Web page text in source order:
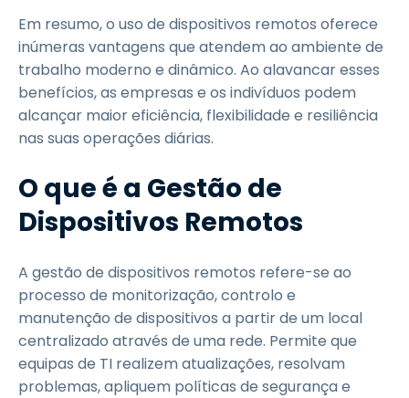
Em resumo, o uso de dispositivos remotos oferece
inúmeras vantagens que atendem ao ambiente de
trabalho moderno e dinâmico. Ao alavancar esses
benefícios, as empresas e os indivíduos podem
alcançar maior eficiência, flexibilidade e resiliência
nas suas operações diárias.
O que é a Gestão de
Dispositivos Remotos
A gestão de dispositivos remotos refere-se ao
processo de monitorização, controlo e
manutenção de dispositivos a partir de um local
centralizado através de uma rede. Permite que
equipas de TI realizem atualizações, resolvam
problemas, apliquem políticas de segurança e